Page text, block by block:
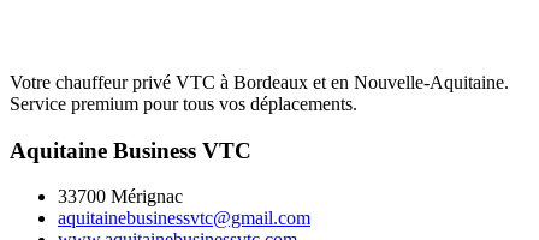
Votre chauffeur privé VTC à Bordeaux et en Nouvelle-Aquitaine.
Service premium pour tous vos déplacements.
Aquitaine Business VTC
33700 Mérignac
aquitainebusinessvtc@gmail.com